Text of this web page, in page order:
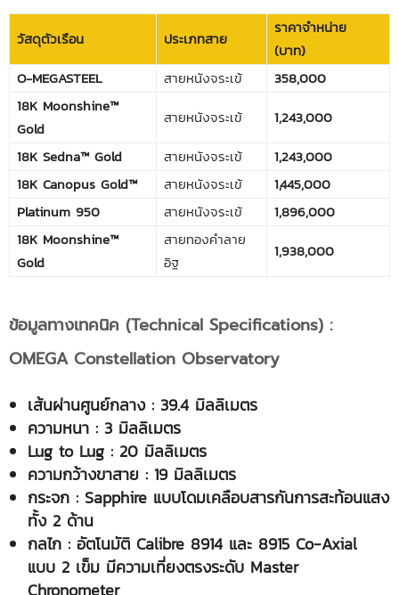
วัสดุตัวเรือน ประเภทสาย
ราคาจำหน่าย
(บาท)
O-MEGASTEEL
สายหนังจระเข้
358,000
18K Moonshine™
Gold
สายหนังจระเข้
1,243,000
18K Sedna™ Gold
สายหนังจระเข้
1,243,000
18K Canopus Gold™
สายหนังจระเข้
1,445,000
Platinum 950
สายหนังจระเข้
1,896,000
18K Moonshine™
Gold
สายทองคำลาย
อิฐ
1,938,000
ข้อมูลทางเทคนิค (Technical Specifications) :
OMEGA Constellation Observatory
เส้นผ่านศูนย์กลาง : 39.4 มิลลิเมตร
ความหนา : 3 มิลลิเมตร
Lug to Lug : 20 มิลลิเมตร
ความกว้างขาสาย : 19 มิลลิเมตร
กระจก : Sapphire แบบโดมเคลือบสารกันการสะท้อนแสง
ทั้ง 2 ด้าน
กลไก : อัตโนมัติ Calibre 8914 และ 8915 Co-Axial
แบบ 2 เข็ม มีความเที่ยงตรงระดับ Master